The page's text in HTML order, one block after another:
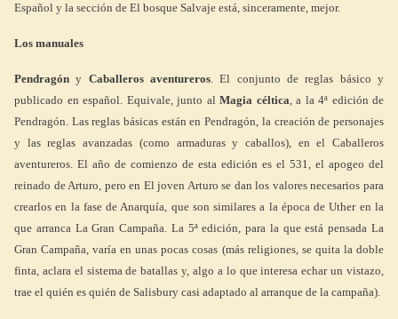
Español y la sección de El bosque Salvaje está, sinceramente, mejor.
Los manuales
Pendragón y Caballeros aventureros. El conjunto de reglas básico y
publicado en español. Equivale, junto al Magia céltica, a la 4ª edición de
Pendragón. Las reglas básicas están en Pendragón, la creación de personajes
y las reglas avanzadas (como armaduras y caballos), en el Caballeros
aventureros. El año de comienzo de esta edición es el 531, el apogeo del
reinado de Arturo, pero en El joven Arturo se dan los valores necesarios para
crearlos en la fase de Anarquía, que son similares a la época de Uther en la
que arranca La Gran Campaña. La 5ª edición, para la que está pensada La
Gran Campaña, varía en unas pocas cosas (más religiones, se quita la doble
finta, aclara el sistema de batallas y, algo a lo que interesa echar un vistazo,
trae el quién es quién de Salisbury casi adaptado al arranque de la campaña).